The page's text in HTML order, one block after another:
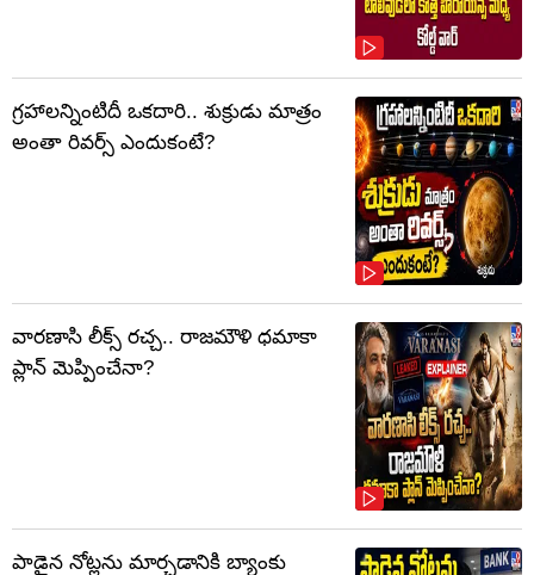
గ్రహాలన్నింటిదీ ఒకదారి.. శుక్రుడు మాత్రం
అంతా రివర్స్ ఎందుకంటే?
వారణాసి లీక్స్ రచ్చ.. రాజమౌళి ధమాకా
ప్లాన్ మెప్పించేనా?
పాడైన నోట్లను మార్చడానికి బ్యాంకు